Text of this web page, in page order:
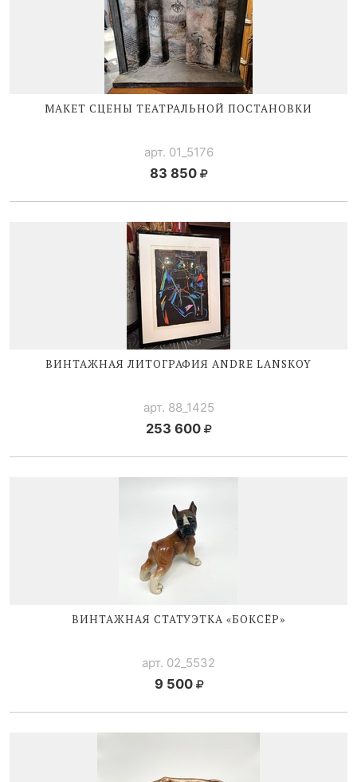
МАКЕТ СЦЕНЫ ТЕАТРАЛЬНОЙ ПОСТАНОВКИ
арт. 01_5176
83 850
ВИНТАЖНАЯ ЛИТОГРАФИЯ ANDRE LANSKOY
арт. 88_1425
253 600
ВИНТАЖНАЯ СТАТУЭТКА «БОКСЁР»
арт. 02_5532
9 500